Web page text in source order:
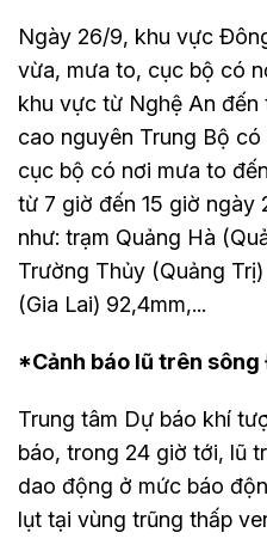
Ngày 26/9, khu vực
vừa, mưa to, cục bộ có
khu vực từ Nghệ An
cao nguyên Trung Bộ
cục bộ có nơi mưa to
từ 7 giờ đến 15 giờ ngày
như: trạm Quảng Hà
Trường Thủy (Quảng
(Gia Lai) 92,4mm,...
*Cảnh báo lũ trên sông
Trung tâm Dự báo khí
báo, trong 24 giờ tới, lũ
dao động ở mức báo
lụt tại vùng trũng thấp